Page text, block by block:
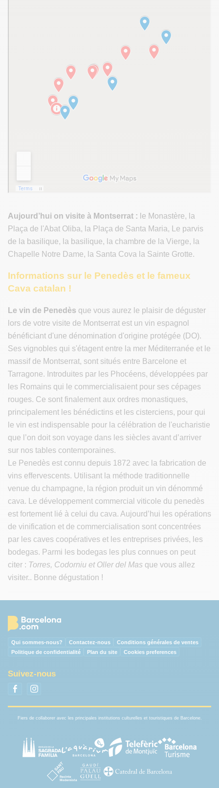
Aujourd’hui on visite à Montserrat : le Monastère, la
Plaça de l'Abat Oliba, la Plaça de Santa Maria, Le parvis
de la basilique, la basilique, la chambre de la Vierge, la
Chapelle Notre Dame, la Santa Cova la Sainte Grotte.
Informations sur le Penedès et le fameux
Cava catalan !
Le vin de Penedès que vous aurez le plaisir de déguster
lors de votre visite de Montserrat est un vin espagnol
bénéficiant d'une dénomination d'origine protégée (DO).
Ses vignobles qui s'étagent entre la mer Méditerranée et le
massif de Montserrat, sont situés entre Barcelone et
Tarragone. Introduites par les Phocéens, développées par
les Romains qui le commercialisaient pour ses cépages
rouges. Ce sont finalement aux ordres monastiques,
principalement les bénédictins et les cisterciens, pour qui
le vin est indispensable pour la célébration de l'eucharistie
que l’on doit son voyage dans les siècles avant d’arriver
sur nos tables contemporaines.
Le Penedès est connu depuis 1872 avec la fabrication de
vins effervescents. Utilisant la méthode traditionnelle
venue du champagne, la région produit un vin dénommé
cava. Le développement commercial viticole du penedès
est fortement lié à celui du cava. Aujourd’hui les opérations
de vinification et de commercialisation sont concentrées
par les caves coopératives et les entreprises privées, les
bodegas. Parmi les bodegas les plus connues on peut
citer : Torres, Codorniu et Oller del Mas que vous allez
visiter.. Bonne dégustation !
Qui sommes-nous? Contactez-nous
Conditions générales de ventes
Politique de confidentialité
Plan du site Cookies preferences
Suivez-nous
Fiers de collaborer avec les principales institutions culturelles et touristiques de Barcelone.